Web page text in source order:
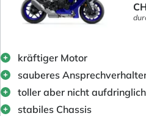
kräftiger Motor
sauberes
toller aber nicht
stabiles Chassis